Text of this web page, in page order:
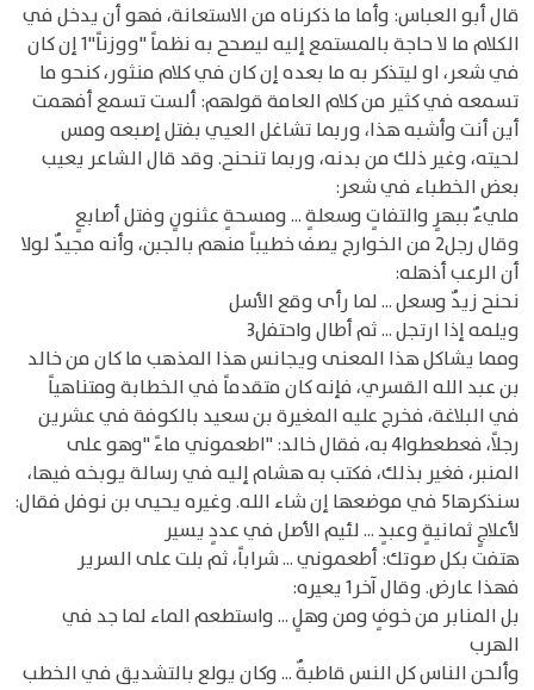
قال أبو العباس: وأما ما ذكرناه من الاستعانة، فهو أن يدخل في
الكلام ما لا حاجة بالمستمع إليه ليصحح به نظماً "ووزناً"1 إن كان
في شعر، او ليتذكر به ما بعده إن كان في كلام منثور، كنحو ما
تسمعه في كثير من كلام العامة قولهم: ألست تسمع أفهمت
أين أنت وأشبه هذا، وربما تشاغل العيي بفتل إصبعه ومس
لحيته، وغير ذلك من بدنه، وربما تنحنح. وقد قال الشاعر يعيب
بعض الخطباء في شعر:
مليءٌ ببهرٍ والتفاتٍ وسعلةٍ ... ومسحةٍ عثنونٍ وفتل أصابعٍ
وقال رجل2 من الخوارج يصف خطيباً منهم بالجبن، وأنه مجيدٌ لولا
أن الرعب أذهله:
نحنح زيدٌ وسعل ... لما رأى وقع الأسل
ويلمه إذا ارتجل ... ثم أطال واحتفل3
ومما يشاكل هذا المعنى ويجانس هذا المذهب ما كان من خالد
بن عبد الله القسري، فإنه كان متقدماً في الخطابة ومتناهياً
في البلاغة، فخرج عليه المغيرة بن سعيد بالكوفة في عشرين
رجلاً، فعطعطوا4 به، فقال خالد: "اطعموني ماءً "وهو على
المنبر، فغير بذلك، فكتب به هشام إليه في رسالة يوبخه فيها،
سنذكرها5 في موضعها إن شاء الله. وغيره يحيى بن نوفل فقال:
لأعلاجٍ ثمانيةٍ وعبدٍ ... لئيم الأصل في عددٍ يسير
هتفت بكل صوتك: أطعموني ... شراباً، ثم بلت على السرير
فهذا عارض. وقال آخر1 يعيره:
بل المنابر من خوفٍ ومن وهلٍ ... واستطعم الماء لما جد في
الهرب
وألحن الناس كل النس قاطبةٌ ... وكان يولع بالتشديق في الخطب